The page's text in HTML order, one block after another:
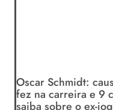
Oscar Schmidt:
fez na carreira e 9
saiba sobre o ex-